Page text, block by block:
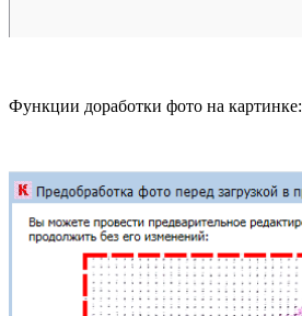
Функции доработки фото на картинке: